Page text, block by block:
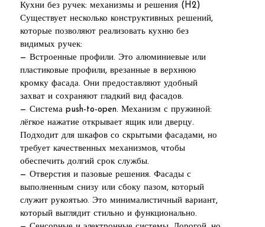
Кухни без ручек: механизмы и решения (H2)
Существует несколько конструктивных решений,
которые позволяют реализовать кухню без
видимых ручек:
— Встроенные профили. Это алюминиевые или
пластиковые профили, врезанные в верхнюю
кромку фасада. Они предоставляют удобный
захват и сохраняют гладкий вид фасадов.
— Система push-to-open. Механизм с пружиной:
лёгкое нажатие открывает ящик или дверцу.
Подходит для шкафов со скрытыми фасадами, но
требует качественных механизмов, чтобы
обеспечить долгий срок службы.
— Отверстия и пазовые решения. Фасады с
выполненным снизу или сбоку пазом, который
служит рукоятью. Это минималистичный вариант,
который выглядит стильно и функционально.